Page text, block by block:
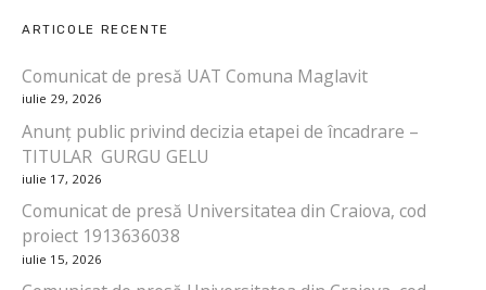
e
î
n
a
r
t
ARTICOLE RECENTE
Comunicat de presă UAT Comuna Maglavit
iulie 29, 2026
Anunț public privind decizia etapei de încadrare –
TITULAR GURGU GELU
iulie 17, 2026
Comunicat de presă Universitatea din Craiova, cod
proiect 1913636038
iulie 15, 2026